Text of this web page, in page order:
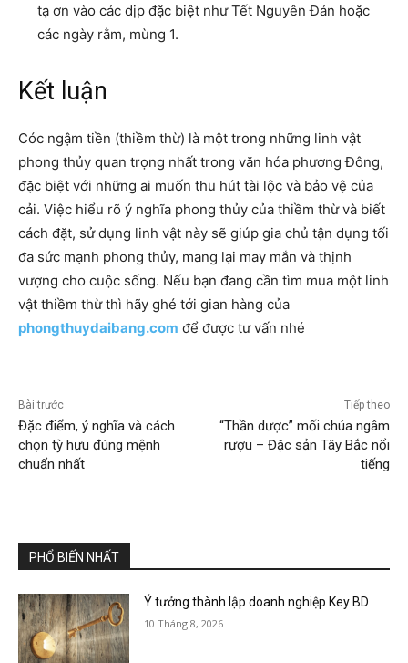
tạ ơn vào các dịp đặc biệt như Tết Nguyên Đán hoặc
các ngày rằm, mùng 1.
Kết luận
Cóc ngậm tiền (thiềm thừ) là một trong những linh vật
phong thủy quan trọng nhất trong văn hóa phương Đông,
đặc biệt với những ai muốn thu hút tài lộc và bảo vệ của
cải. Việc hiểu rõ ý nghĩa phong thủy của thiềm thừ và biết
cách đặt, sử dụng linh vật này sẽ giúp gia chủ tận dụng tối
đa sức mạnh phong thủy, mang lại may mắn và thịnh
vượng cho cuộc sống. Nếu bạn đang cần tìm mua một linh
vật thiềm thừ thì hãy ghé tới gian hàng của
phongthuydaibang.com để được tư vấn nhé
Bài trước
Đặc điểm, ý nghĩa và cách
chọn tỳ hưu đúng mệnh
chuẩn nhất
Tiếp theo
“Thần dược” mối chúa ngâm
rượu – Đặc sản Tây Bắc nổi
tiếng
PHỔ BIẾN NHẤT
Ý tưởng thành lập doanh nghiệp Key BD
10 Tháng 8, 2026